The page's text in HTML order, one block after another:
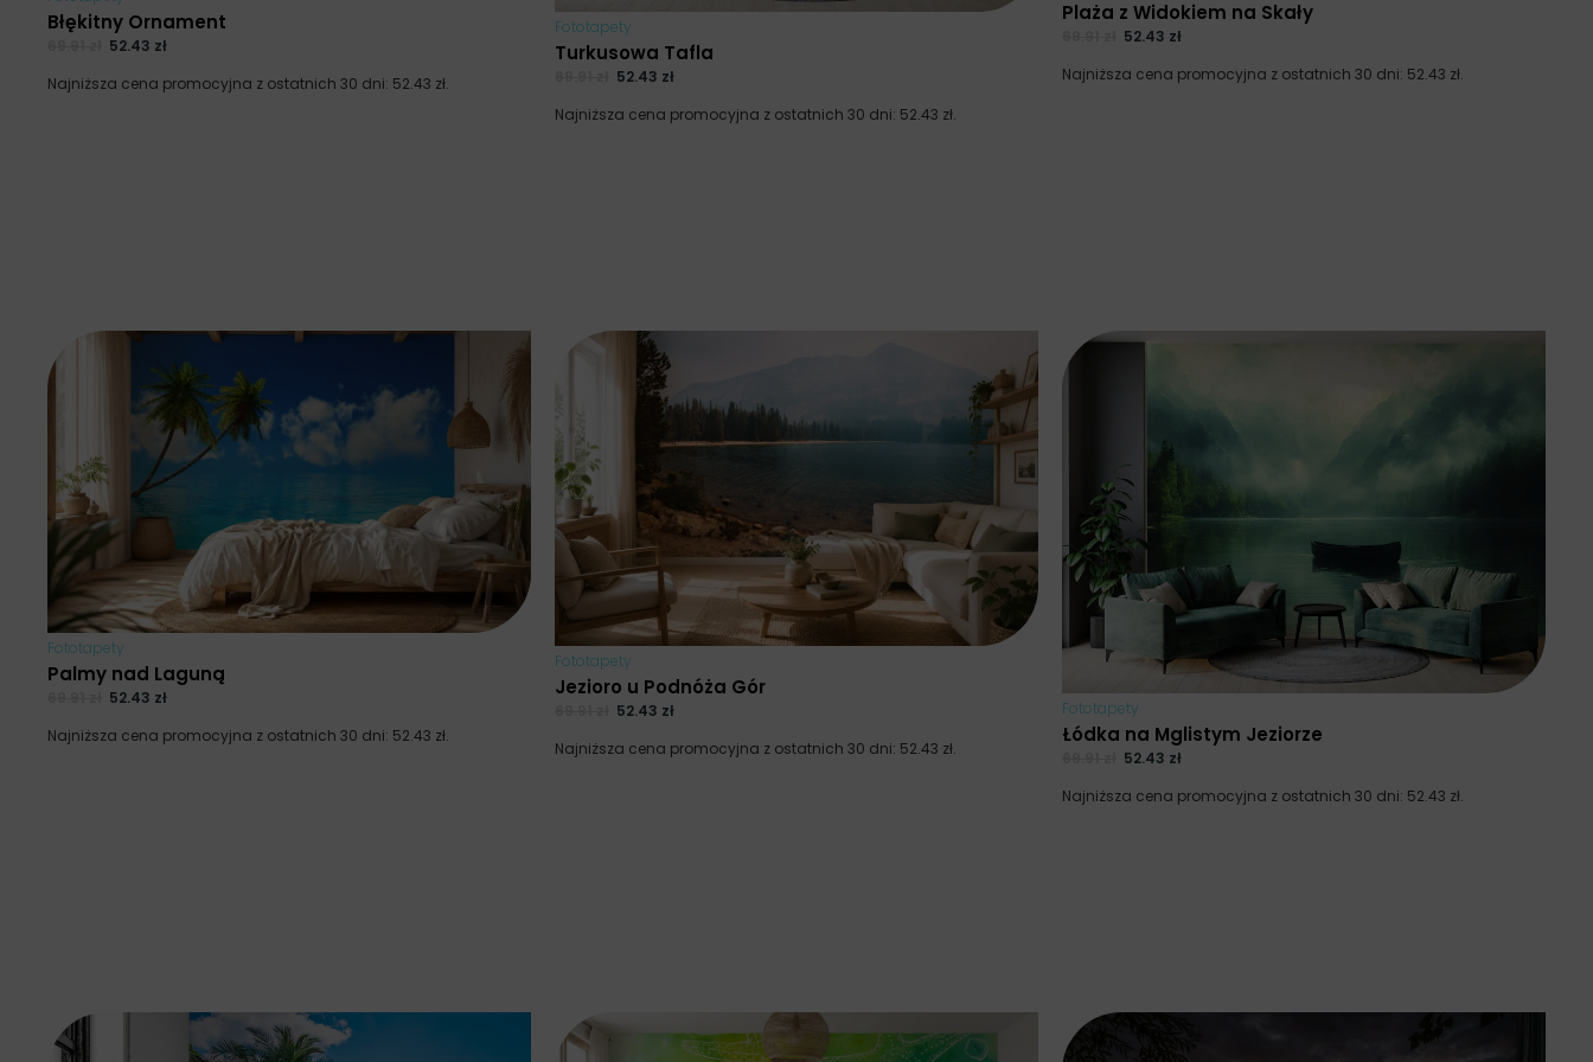
Błękitny Ornament
52.43 zł
Najniższa cena promocyjna z ostatnich 30 dni: 52.43 zł.
Fototapety
Turkusowa Tafla
52.43 zł
Najniższa cena promocyjna z ostatnich 30 dni: 52.43 zł.
Plaża z Widokiem na Skały
52.43 zł
Najniższa cena promocyjna z ostatnich 30 dni: 52.43 zł.
Fototapety
Palmy nad Laguną
52.43 zł
Najniższa cena promocyjna z ostatnich 30 dni: 52.43 zł.
Fototapety
Jezioro u Podnóża Gór
52.43 zł
Najniższa cena promocyjna z ostatnich 30 dni: 52.43 zł.
Fototapety
Łódka na Mglistym Jeziorze
52.43 zł
Najniższa cena promocyjna z ostatnich 30 dni: 52.43 zł.